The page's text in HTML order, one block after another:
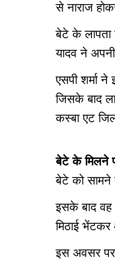
से नाराज
बेटे के लापता
यादव ने
एसपी शर्मा
जिसके बाद
कस्बा एट
बेटे के मिलने
बेटे को
इसके बाद वह
मिठाई भेंटकर
इस अवसर पर